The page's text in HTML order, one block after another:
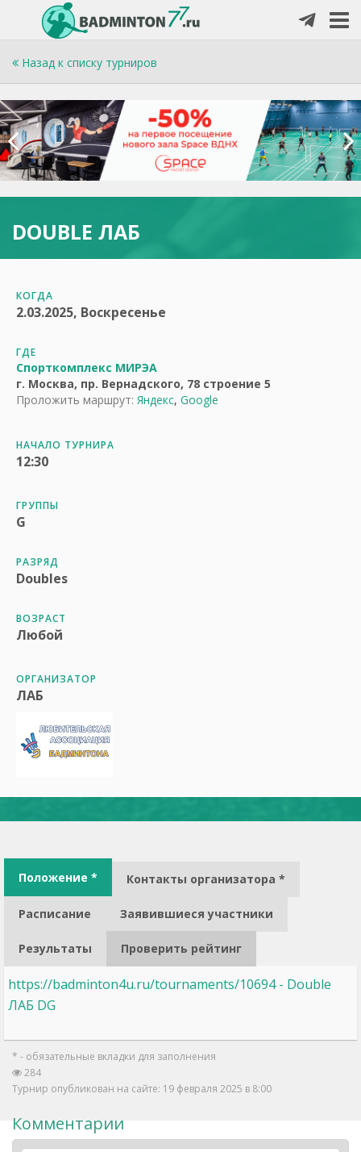
Назад к списку турниров
DOUBLE ЛАБ
КОГДА
2.03.2025, Воскресенье
ГДЕ
Спорткомплекс МИРЭА
г. Москва, пр. Вернадского, 78 строение 5
Проложить маршрут: Яндекс, Google
НАЧАЛО ТУРНИРА
12:30
ГРУППЫ
G
РАЗРЯД
Doubles
ВОЗРАСТ
Любой
ОРГАНИЗАТОР
ЛАБ
Положение * Контакты организатора *
Расписание Заявившиеся участники
Результаты Проверить рейтинг
https://badminton4u.ru/tournaments/10694 - Double
ЛАБ DG
* - обязательные вкладки для заполнения
284
Турнир опубликован на сайте: 19 февраля 2025 в 8:00
Комментарии